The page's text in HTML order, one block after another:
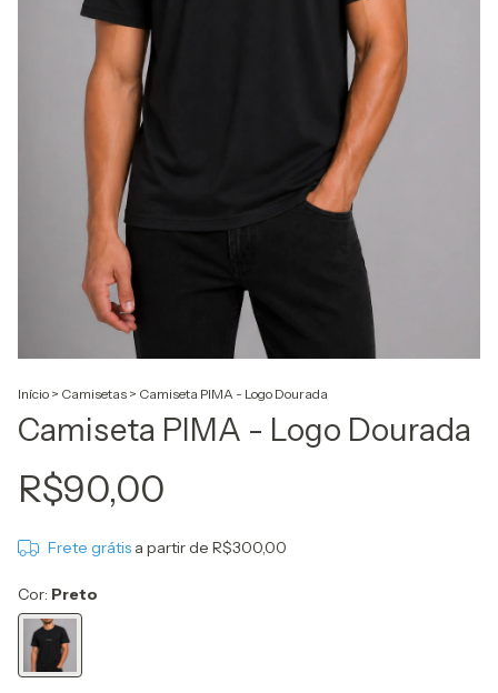
Início > Camisetas > Camiseta PIMA - Logo Dourada
Camiseta PIMA - Logo Dourada
R$90,00
Frete grátis a partir de R$300,00
Cor: Preto